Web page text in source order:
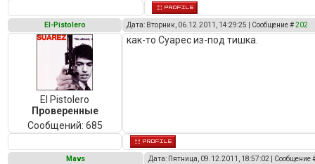
El-Pistolero Дата: Вторник, 06.12.2011, 14:29:25 | Сообщение #202
El Pistolero
Проверенные
Сообщений: 685
как-то Суарес из-под тишка.
Mavs Дата: Пятница, 09.12.2011, 18:57:02 | Сообщение